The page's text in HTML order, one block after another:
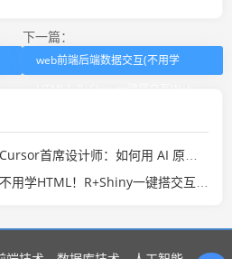
下一篇：
web前端后端数据交互(不用学
计师：如何用 AI 原生设计颠覆传统交互范式)
一键搭交互Web，数据分析小白也能秒变全栈)